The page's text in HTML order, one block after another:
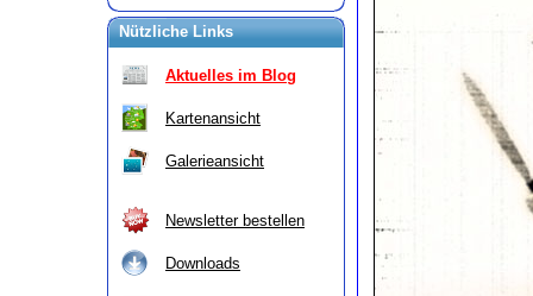
Nützliche Links
Aktuelles im Blog
Kartenansicht
Galerieansicht
Newsletter bestellen
Downloads